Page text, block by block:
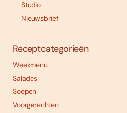
Studio
Nieuwsbrief
Receptcategorieën
Weekmenu
Salades
Soepen
Voorgerechten